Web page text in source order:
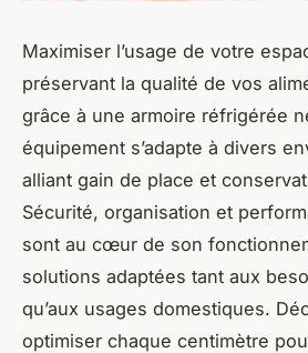
Maximiser l’usage de votre
préservant la qualité de vos
grâce à une armoire réfrigérée
équipement s’adapte à divers
alliant gain de place et
Sécurité, organisation et
sont au cœur de son
solutions adaptées tant aux
qu’aux usages domestiques.
optimiser chaque centimètre